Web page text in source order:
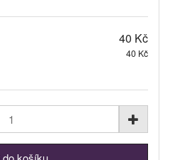
40 Kč
40 Kč